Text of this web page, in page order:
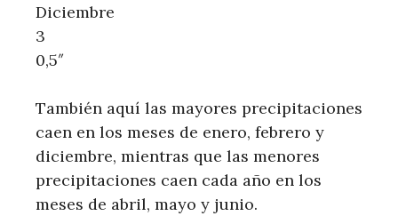
Diciembre
3
0,5″
También aquí las mayores precipitaciones
caen en los meses de enero, febrero y
diciembre, mientras que las menores
precipitaciones caen cada año en los
meses de abril, mayo y junio.